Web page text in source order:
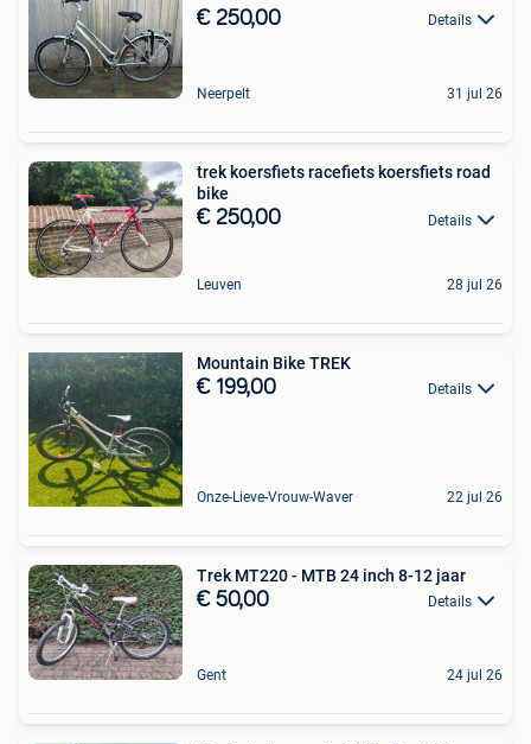
€ 250,00 Details
Neerpelt 31 jul 26
trek koersfiets racefiets koersfiets road
bike
€ 250,00 Details
Leuven 28 jul 26
Mountain Bike TREK
€ 199,00 Details
Onze-Lieve-Vrouw-Waver 22 jul 26
Trek MT220 - MTB 24 inch 8-12 jaar
€ 50,00 Details
Gent 24 jul 26